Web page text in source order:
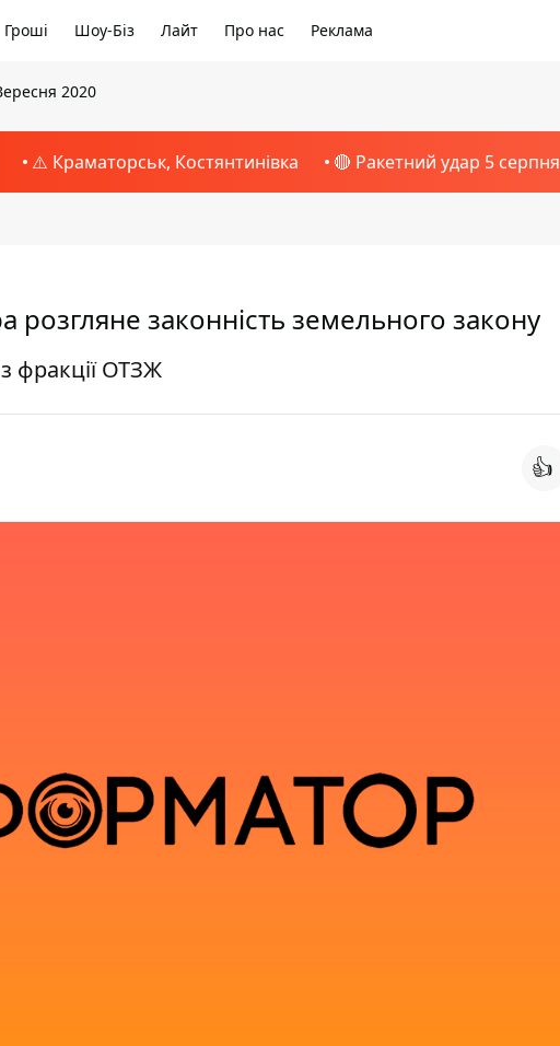
Гроші Шоу-Біз Лайт Про нас Реклама
2020
⚠️ Краматорськ, Костянтинівка 🔴 Ракетний удар 5 серпня
розгляне законність земельного закону
фракції ОТЗЖ
👍